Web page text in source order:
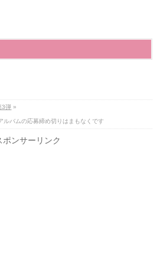
3弾 »
ルバムの応募締め切りはまもなくです
ポンサーリンク